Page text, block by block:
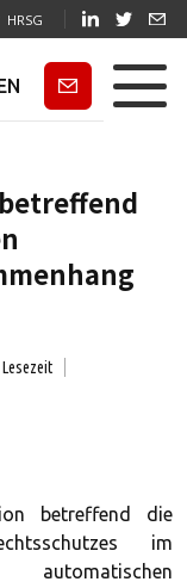
HRSG
Newsletter
betreffend die
im